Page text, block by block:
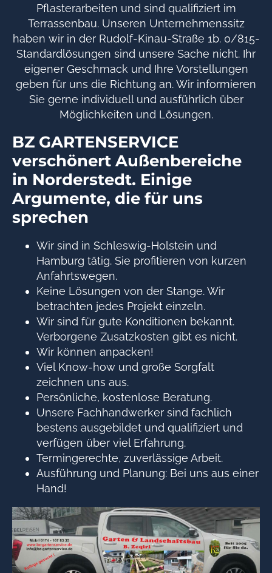
Pflasterarbeiten und sind qualifiziert im
Terrassenbau. Unseren Unternehmenssitz
haben wir in der Rudolf-Kinau-Straße 1b. 0/815-
Standardlösungen sind unsere Sache nicht. Ihr
eigener Geschmack und Ihre Vorstellungen
geben für uns die Richtung an. Wir informieren
Sie gerne individuell und ausführlich über
Möglichkeiten und Lösungen.
BZ GARTENSERVICE
verschönert Außenbereiche
in Norderstedt. Einige
Argumente, die für uns
sprechen
Wir sind in Schleswig-Holstein und
Hamburg tätig. Sie profitieren von kurzen
Anfahrtswegen.
Keine Lösungen von der Stange. Wir
betrachten jedes Projekt einzeln.
Wir sind für gute Konditionen bekannt.
Verborgene Zusatzkosten gibt es nicht.
Wir können anpacken!
Viel Know-how und große Sorgfalt
zeichnen uns aus.
Persönliche, kostenlose Beratung.
Unsere Fachhandwerker sind fachlich
bestens ausgebildet und qualifiziert und
verfügen über viel Erfahrung.
Termingerechte, zuverlässige Arbeit.
Ausführung und Planung: Bei uns aus einer
Hand!